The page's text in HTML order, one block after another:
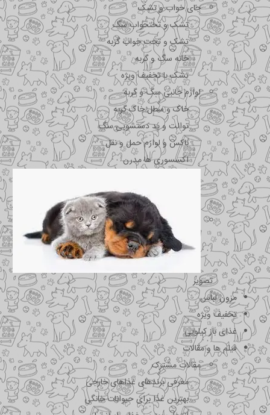
جای خواب و تشک
تشک و تختحواب سگ
تشک و تخت خواب گربه
خانه سگ و گربه
تشک با تخفیف ویژه
لوازم جانبی سگ و گربه
خاک و سطل خاک گربه
توالت و پد دستشویی سگ
باکس و لوازم حمل و نقل
اکسسوری ها مدرن
تصویر
مزون لباس
تخفیف ویژه
غذای باز کیلویی
فیلم ها و مقالات
مقالات مشترک
معرفی برندهای غذاهای خارجی
بهترین غذا برای حیوانات خانگی